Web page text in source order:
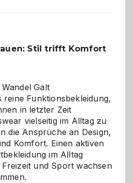
gegen
Chaos
Stil trifft Komfort
Galt
reine Funktionsbekleidung,
in letzter Zeit
vielseitig im Alltag zu
die Ansprüche an Design,
Komfort. Einen aktiven
im Alltag
und Sport wachsen